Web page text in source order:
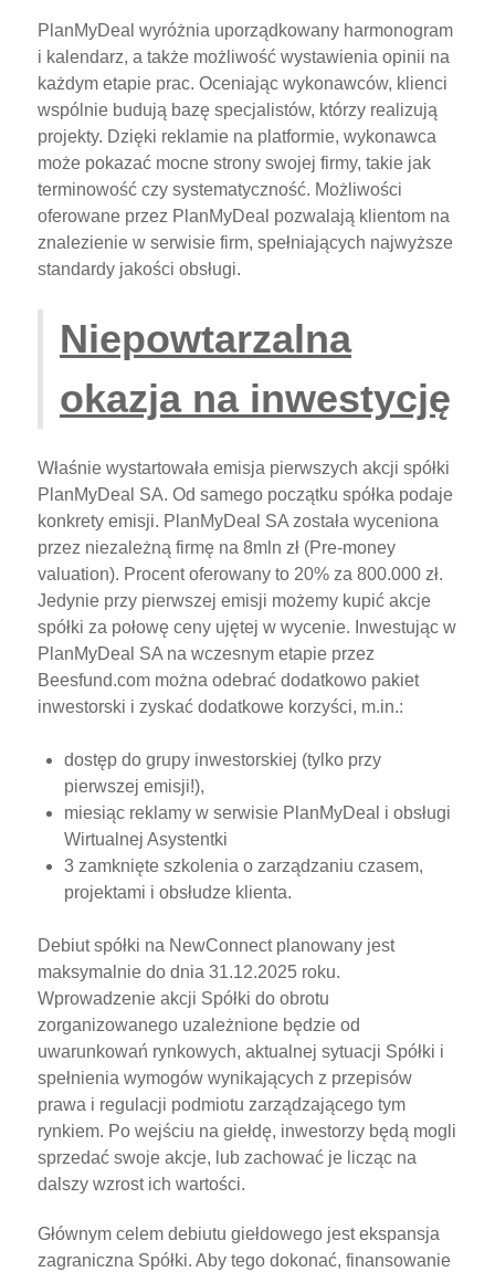
PlanMyDeal wyróżnia uporządkowany harmonogram
i kalendarz, a także możliwość wystawienia opinii na
każdym etapie prac. Oceniając wykonawców, klienci
wspólnie budują bazę specjalistów, którzy realizują
projekty. Dzięki reklamie na platformie, wykonawca
może pokazać mocne strony swojej firmy, takie jak
terminowość czy systematyczność. Możliwości
oferowane przez PlanMyDeal pozwalają klientom na
znalezienie w serwisie firm, spełniających najwyższe
standardy jakości obsługi.
Niepowtarzalna
okazja na inwestycję
Właśnie wystartowała emisja pierwszych akcji spółki
PlanMyDeal SA. Od samego początku spółka podaje
konkrety emisji. PlanMyDeal SA została wyceniona
przez niezależną firmę na 8mln zł (Pre-money
valuation). Procent oferowany to 20% za 800.000 zł.
Jedynie przy pierwszej emisji możemy kupić akcje
spółki za połowę ceny ujętej w wycenie. Inwestując w
PlanMyDeal SA na wczesnym etapie przez
Beesfund.com można odebrać dodatkowo pakiet
inwestorski i zyskać dodatkowe korzyści, m.in.:
dostęp do grupy inwestorskiej (tylko przy
pierwszej emisji!),
miesiąc reklamy w serwisie PlanMyDeal i obsługi
Wirtualnej Asystentki
3 zamknięte szkolenia o zarządzaniu czasem,
projektami i obsłudze klienta.
Debiut spółki na NewConnect planowany jest
maksymalnie do dnia 31.12.2025 roku.
Wprowadzenie akcji Spółki do obrotu
zorganizowanego uzależnione będzie od
uwarunkowań rynkowych, aktualnej sytuacji Spółki i
spełnienia wymogów wynikających z przepisów
prawa i regulacji podmiotu zarządzającego tym
rynkiem. Po wejściu na giełdę, inwestorzy będą mogli
sprzedać swoje akcje, lub zachować je licząc na
dalszy wzrost ich wartości.
Głównym celem debiutu giełdowego jest ekspansja
zagraniczna Spółki. Aby tego dokonać, finansowanie